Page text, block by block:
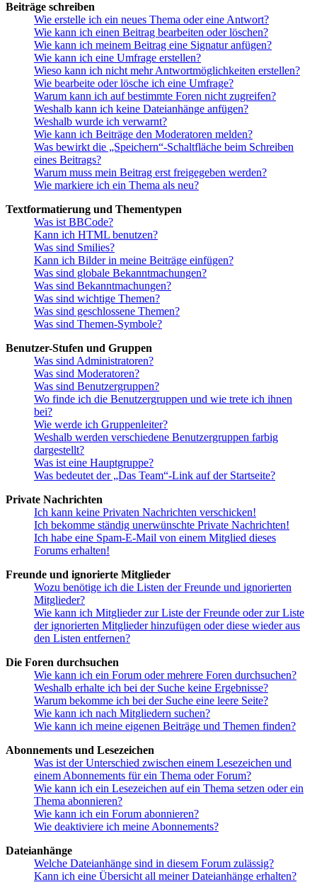
Beiträge schreiben
Wie erstelle ich ein neues Thema oder eine Antwort?
Wie kann ich einen Beitrag bearbeiten oder löschen?
Wie kann ich meinem Beitrag eine Signatur anfügen?
Wie kann ich eine Umfrage erstellen?
Wieso kann ich nicht mehr Antwortmöglichkeiten erstellen?
Wie bearbeite oder lösche ich eine Umfrage?
Warum kann ich auf bestimmte Foren nicht zugreifen?
Weshalb kann ich keine Dateianhänge anfügen?
Weshalb wurde ich verwarnt?
Wie kann ich Beiträge den Moderatoren melden?
Was bewirkt die „Speichern“-Schaltfläche beim Schreiben
eines Beitrags?
Warum muss mein Beitrag erst freigegeben werden?
Wie markiere ich ein Thema als neu?
Textformatierung und Thementypen
Was ist BBCode?
Kann ich HTML benutzen?
Was sind Smilies?
Kann ich Bilder in meine Beiträge einfügen?
Was sind globale Bekanntmachungen?
Was sind Bekanntmachungen?
Was sind wichtige Themen?
Was sind geschlossene Themen?
Was sind Themen-Symbole?
Benutzer-Stufen und Gruppen
Was sind Administratoren?
Was sind Moderatoren?
Was sind Benutzergruppen?
Wo finde ich die Benutzergruppen und wie trete ich ihnen
bei?
Wie werde ich Gruppenleiter?
Weshalb werden verschiedene Benutzergruppen farbig
dargestellt?
Was ist eine Hauptgruppe?
Was bedeutet der „Das Team“-Link auf der Startseite?
Private Nachrichten
Ich kann keine Privaten Nachrichten verschicken!
Ich bekomme ständig unerwünschte Private Nachrichten!
Ich habe eine Spam-E-Mail von einem Mitglied dieses
Forums erhalten!
Freunde und ignorierte Mitglieder
Wozu benötige ich die Listen der Freunde und ignorierten
Mitglieder?
Wie kann ich Mitglieder zur Liste der Freunde oder zur Liste
der ignorierten Mitglieder hinzufügen oder diese wieder aus
den Listen entfernen?
Die Foren durchsuchen
Wie kann ich ein Forum oder mehrere Foren durchsuchen?
Weshalb erhalte ich bei der Suche keine Ergebnisse?
Warum bekomme ich bei der Suche eine leere Seite?
Wie kann ich nach Mitgliedern suchen?
Wie kann ich meine eigenen Beiträge und Themen finden?
Abonnements und Lesezeichen
Was ist der Unterschied zwischen einem Lesezeichen und
einem Abonnements für ein Thema oder Forum?
Wie kann ich ein Lesezeichen auf ein Thema setzen oder ein
Thema abonnieren?
Wie kann ich ein Forum abonnieren?
Wie deaktiviere ich meine Abonnements?
Dateianhänge
Welche Dateianhänge sind in diesem Forum zulässig?
Kann ich eine Übersicht all meiner Dateianhänge erhalten?